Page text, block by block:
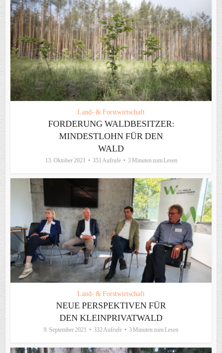
Land- & Forstwirtschaft
FORDERUNG WALDBESITZER:
MINDESTLOHN FÜR DEN
WALD
13. Oktober 2021 351 Aufrufe 3 Minuten zum Lesen
Land- & Forstwirtschaft
NEUE PERSPEKTIVEN FÜR
DEN KLEINPRIVATWALD
9. September 2021 332 Aufrufe 3 Minuten zum Lesen